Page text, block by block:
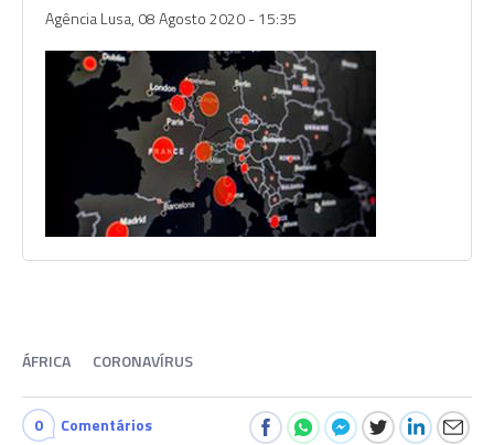
Agência Lusa, 08 Agosto 2020 - 15:35
ÁFRICA CORONAVÍRUS
0 Comentários